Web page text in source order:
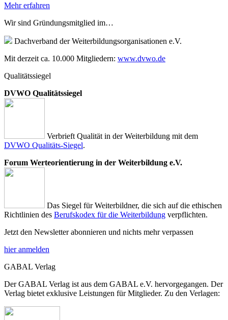
Mehr erfahren
Wir sind Gründungsmitglied im…
Dachverband der Weiterbildungsorganisationen e.V.
Mit derzeit ca. 10.000 Mitgliedern: www.dvwo.de
Qualitätssiegel
DVWO Qualitätssiegel
Verbrieft Qualität in der Weiterbildung mit dem
DVWO Qualitäts-Siegel.
Forum Werteorientierung in der Weiterbildung e.V.
Das Siegel für Weiterbildner, die sich auf die ethischen
Richtlinien des Berufskodex für die Weiterbildung verpflichten.
Jetzt den Newsletter abonnieren und nichts mehr verpassen
hier anmelden
GABAL Verlag
Der GABAL Verlag ist aus dem GABAL e.V. hervorgegangen. Der
Verlag bietet exklusive Leistungen für Mitglieder. Zu den Verlagen: